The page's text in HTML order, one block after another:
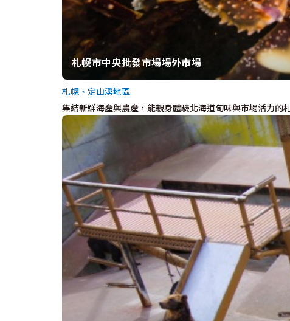
札幌市中央批發市場場外市場
集結新鮮海產與農產，能親身體驗北海道旬味與市場活力
札幌、定山溪地區